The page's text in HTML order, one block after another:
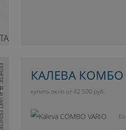
КАЛЕВА
купить окно от 42 500 руб.